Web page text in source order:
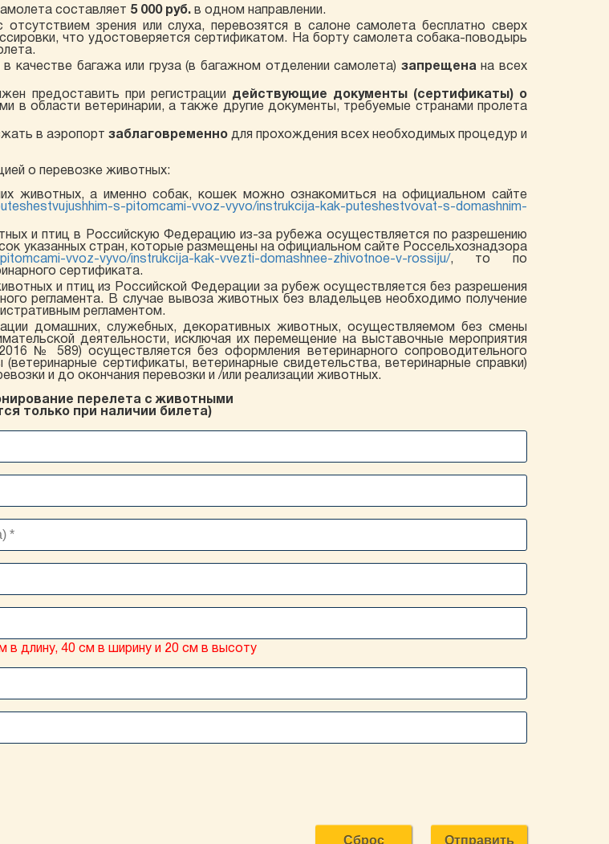
составляет 5 000 руб. в одном направлении.
зрения или слуха, перевозятся в салоне самолета бесплатно сверх
что удостоверяется сертификатом. На борту самолета собака-поводырь
багажа или груза (в багажном отделении самолета) запрещенана всех
предоставить при регистрации действующие документы (сертификаты) о
в области ветеринарии, а также другие документы, требуемые странами пролета
в аэропорт заблаговременно для прохождения всех необходимых процедур и
о перевозке животных:
животных, а именно собак, кошек можно ознакомиться на официальном сайте
s-pitomcami-vvoz-vyvo/instrukcija-kak-puteshestvovat-s-domashnim-
и птиц в Российскую Федерацию из-за рубежа осуществляется по разрешению
указанных стран, которые размещены на официальном сайте Россельхознадзора
vvoz-vyvo/instrukcija-kak-vvezti-domashnee-zhivotnoe-v-rossiju/, то по
сертификата.
и птиц из Российской Федерации за рубеж осуществляется без разрешения
регламента. В случае вывоза животных без владельцев необходимо получение
регламентом.
домашних, служебных, декоративных животных, осуществляемом без смены
деятельности, исключая их перемещение на выставочные мероприятия
№ 589) осуществляется без оформления ветеринарного сопроводительного
сертификаты, ветеринарные свидетельства, ветеринарные справки)
и до окончания перевозки и /или реализации животных.
перелета с животными
только при наличии билета)
в длину, 40 см в ширину и 20 см в высоту